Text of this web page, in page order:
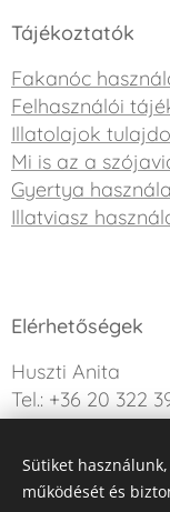
Tájékoztatók
Fakanóc
Felhasználói
Illatolajok
Mi is az a
Gyertya
Illatviasz
Elérhetőségek
Huszti Anita
Tel.: +36 20 322
Kérdésed van?
Sütiket
működését és